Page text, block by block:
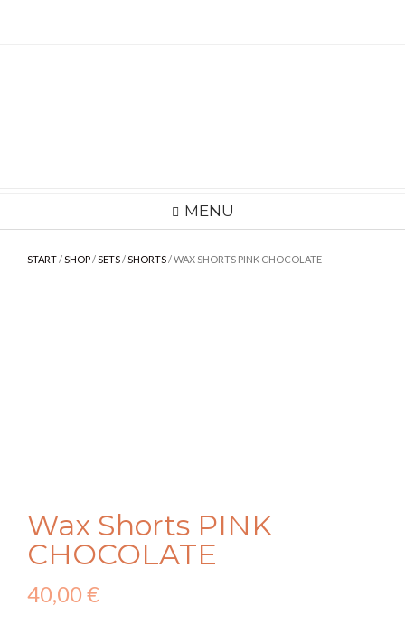
MENU
START/SHOP/SETS/SHORTS/ WAX SHORTS PINK CHOCOLATE
Wax Shorts PINK
CHOCOLATE
40,00€